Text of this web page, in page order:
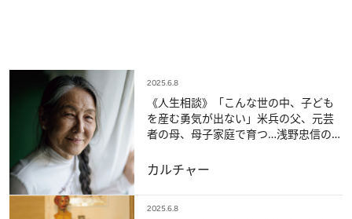
2025.6.8
《人生相談》「こんな世の中、子ども
を産む勇気が出ない」米兵の父、元芸
者の母、母子家庭で育つ…浅野忠信の
カルチャー
2025.6.8